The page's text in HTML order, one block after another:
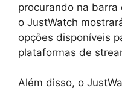
procurando na barra
o JustWatch
opções disponíveis
plataformas de
Além disso, o